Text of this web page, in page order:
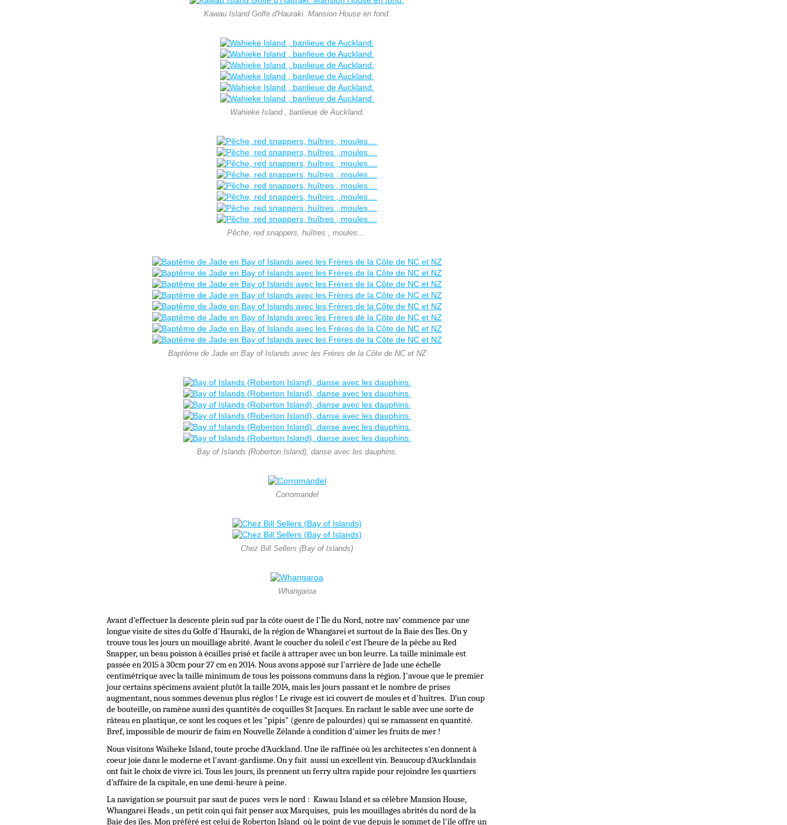
Kawau Island Golfe d'Hauraki. Mansion House en fond.
Wahieke Island , banlieue de Auckland.
Pêche, red snappers, huîtres , moules....
Baptême de Jade en Bay of Islands avec les Frères de la Côte de NC et NZ
Bay of Islands (Roberton Island), danse avec les dauphins.
Corromandel
Chez Bill Sellers (Bay of Islands)
Whangaroa
Avant d’effectuer la descente plein sud par la côte ouest de l'Île du Nord, notre nav’ commence par une
longue visite de sites du Golfe d'Hauraki, de la région de Whangarei et surtout de la Baie des Îles. On y
trouve tous les jours un mouillage abrité. Avant le coucher du soleil c'est l’heure de la pêche au Red
Snapper, un beau poisson à écailles prisé et facile à attraper avec un bon leurre. La taille minimale est
passée en 2015 à 30cm pour 27 cm en 2014. Nous avons apposé sur l'arrière de Jade une échelle
centimétrique avec la taille minimum de tous les poissons communs dans la région. J'avoue que le premier
jour certains spécimens avaient plutôt la taille 2014, mais les jours passant et le nombre de prises
augmentant, nous sommes devenus plus réglos ! Le rivage est ici couvert de moules et d'huîtres. D’un coup
de bouteille, on ramène aussi des quantités de coquilles St Jacques. En raclant le sable avec une sorte de
râteau en plastique, ce sont les coques et les "pipis" (genre de palourdes) qui se ramassent en quantité.
Bref, impossible de mourir de faim en Nouvelle Zélande à condition d'aimer les fruits de mer !
Nous visitons Waiheke Island, toute proche d’Auckland. Une île raffinée où les architectes s'en donnent à
coeur joie dans le moderne et l'avant-gardisme. On y fait aussi un excellent vin. Beaucoup d’Aucklandais
ont fait le choix de vivre ici. Tous les jours, ils prennent un ferry ultra rapide pour rejoindre les quartiers
d’affaire de la capitale, en une demi-heure à peine.
La navigation se poursuit par saut de puces vers le nord : Kawau Island et sa célèbre Mansion House,
Whangarei Heads , un petit coin qui fait penser aux Marquises, puis les mouillages abrités du nord de la
Baie des îles. Mon préféré est celui de Roberton Island où le point de vue depuis le sommet de l'île offre un